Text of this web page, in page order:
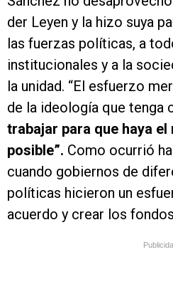
der Leyen y la hizo suya
las fuerzas políticas, a
institucionales y a la
la unidad. “El esfuerzo
de la ideología que tenga
trabajar para que haya
posible”. Como ocurrió
cuando gobiernos de
políticas hicieron un
acuerdo y crear los